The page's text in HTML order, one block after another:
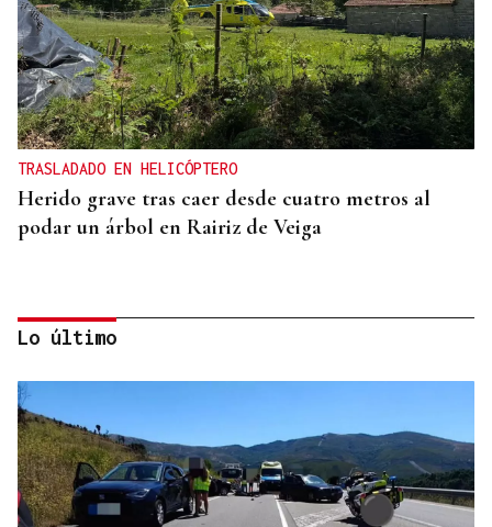
TRASLADADO EN HELICÓPTERO
Herido grave tras caer desde cuatro metros al
podar un árbol en Rairiz de Veiga
Lo último